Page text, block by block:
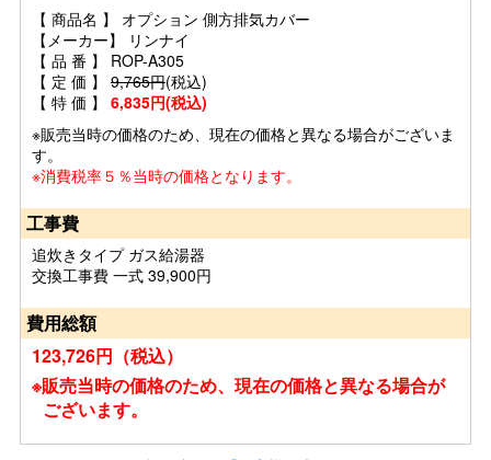
【 商品名 】 オプション 側方排気カバー
【メーカー】 リンナイ
【 品 番 】 ROP-A305
【 定 価 】 9,765円(税込)
【 特 価 】 6,835円(税込)
※販売当時の価格のため、現在の価格と異なる場合がございま
す。
※消費税率５％当時の価格となります。
工事費
追炊きタイプ ガス給湯器
交換工事費 一式 39,900円
費用総額
123,726円（税込）
※販売当時の価格のため、現在の価格と異なる場合が
ございます。